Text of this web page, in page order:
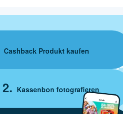
Cashback Produkt kaufen
Kassenbon fotografieren